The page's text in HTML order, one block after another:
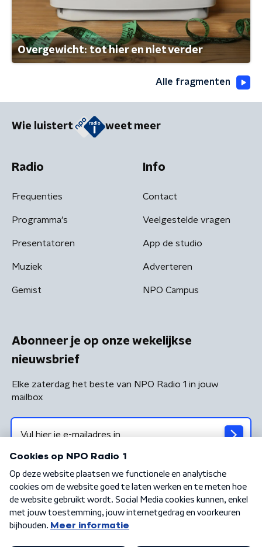
Overgewicht: tot hier en niet verder
Alle fragmenten
Wie luistert weet meer
Radio
Frequenties
Programma's
Presentatoren
Muziek
Gemist
Info
Contact
Veelgestelde vragen
App de studio
Adverteren
NPO Campus
Abonneer je op onze wekelijkse
nieuwsbrief
Elke zaterdag het beste van NPO Radio 1 in jouw
mailbox
Algemene voorwaarden